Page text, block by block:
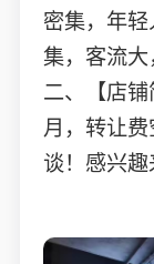
密集，年
集，客流大
二、【店
月，转让费
谈！感兴趣